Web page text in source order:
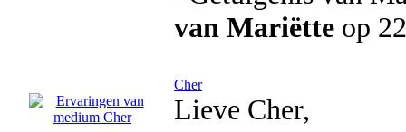
van Mariëtte op
Cher
Lieve Cher,